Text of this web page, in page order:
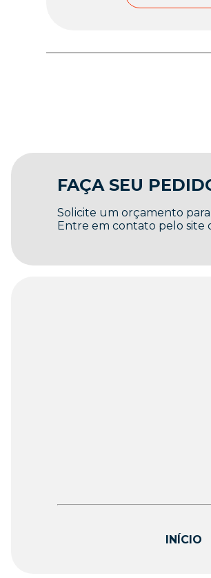
FAÇA SEU
Solicite um orçamento
Entre em contato pelo site
INÍCIO